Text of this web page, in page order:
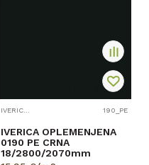
190_PE
IVERICA OPLEMENJENA
0190 PE CRNA
18/2800/2070mm